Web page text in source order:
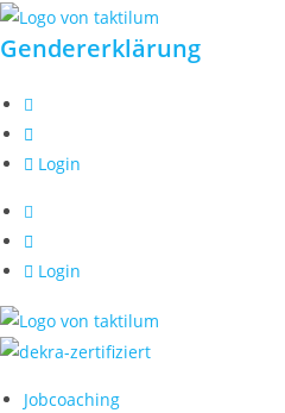
Zum
Inhalt
Gendererklärung
Login
Login
Jobcoaching